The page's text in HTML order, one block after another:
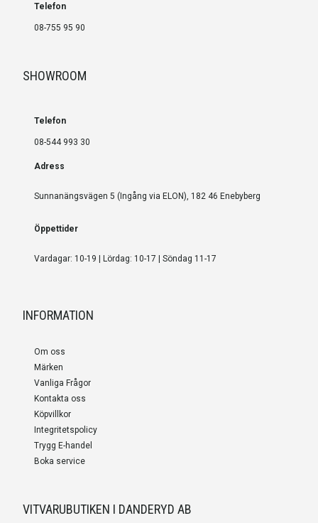
Telefon
08-755 95 90
SHOWROOM
Telefon
08-544 993 30
Adress
Sunnanängsvägen 5 (Ingång via ELON), 182 46 Enebyberg
Öppettider
Vardagar: 10-19 | Lördag: 10-17 | Söndag 11-17
INFORMATION
Om oss
Märken
Vanliga Frågor
Kontakta oss
Köpvillkor
Integritetspolicy
Trygg E-handel
Boka service
VITVARUBUTIKEN I DANDERYD AB